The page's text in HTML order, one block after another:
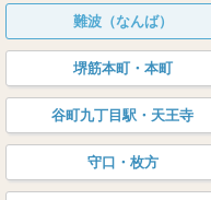
難波（なんば）
堺筋本町・本町
谷町九丁目駅・天王寺
守口・枚方